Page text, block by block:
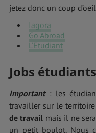
jetez donc un coup
Iagora
Go Abroad
L’Etudiant
Jobs étudiants
Important: les
travailler sur le territoire
de travail mais il ne
un petit boulot. Nous